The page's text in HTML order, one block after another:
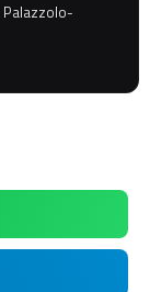
Palazzolo-